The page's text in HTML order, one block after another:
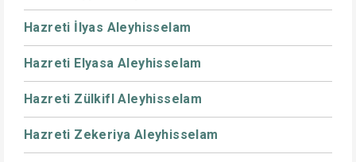
Hazreti İlyas Aleyhisselam
Hazreti Elyasa Aleyhisselam
Hazreti Zülkifl Aleyhisselam
Hazreti Zekeriya Aleyhisselam